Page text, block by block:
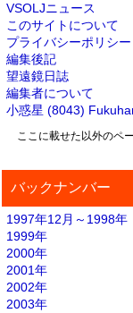
VSOLJニュース
このサイトについて
プライバシーポリシー
編集後記
望遠鏡日誌
編集者について
小惑星 (8043)
ここに載せた以外のペ
バックナンバー
1997年12月～1998年
1999年
2000年
2001年
2002年
2003年